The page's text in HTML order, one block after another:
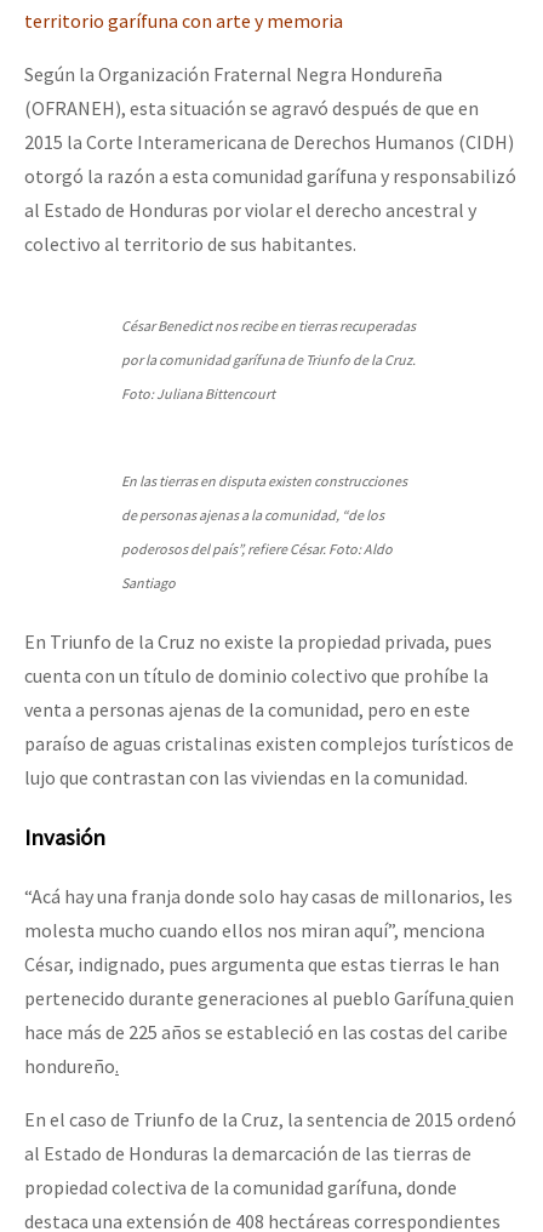
territorio garífuna con arte y memoria
Según la Organización Fraternal Negra Hondureña
(OFRANEH), esta situación se agravó después de que en
2015 la Corte Interamericana de Derechos Humanos (CIDH)
otorgó la razón a esta comunidad garífuna y responsabilizó
al Estado de Honduras por violar el derecho ancestral y
colectivo al territorio de sus habitantes.
César Benedict nos recibe en tierras recuperadas
por la comunidad garífuna de Triunfo de la Cruz.
Foto: Juliana Bittencourt
En las tierras en disputa existen construcciones
de personas ajenas a la comunidad, “de los
poderosos del país”, refiere César. Foto: Aldo
Santiago
En Triunfo de la Cruz no existe la propiedad privada, pues
cuenta con un título de dominio colectivo que prohíbe la
venta a personas ajenas de la comunidad, pero en este
paraíso de aguas cristalinas existen complejos turísticos de
lujo que contrastan con las viviendas en la comunidad.
Invasión
“Acá hay una franja donde solo hay casas de millonarios, les
molesta mucho cuando ellos nos miran aquí”, menciona
César, indignado, pues argumenta que estas tierras le han
pertenecido durante generaciones al pueblo Garífuna quien
hace más de 225 años se estableció en las costas del caribe
hondureño.
En el caso de Triunfo de la Cruz, la sentencia de 2015 ordenó
al Estado de Honduras la demarcación de las tierras de
propiedad colectiva de la comunidad garífuna, donde
destaca una extensión de 408 hectáreas correspondientes